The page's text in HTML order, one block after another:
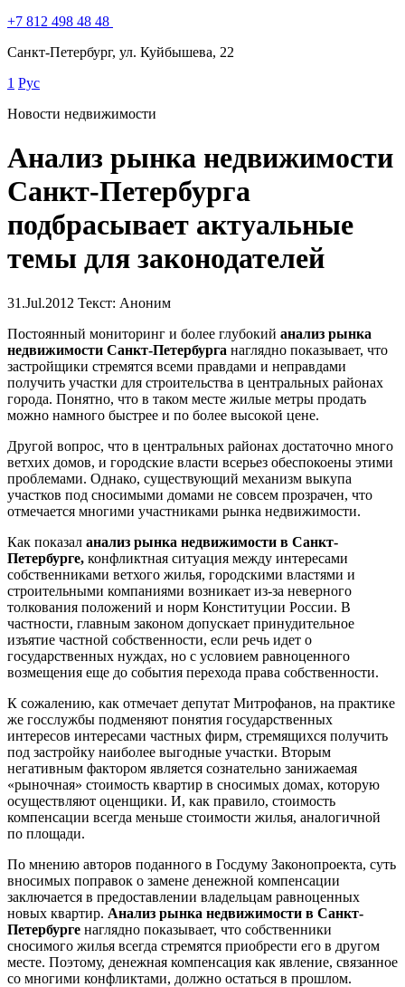
+7 812 498 48 48
Санкт-Петербург, ул. Куйбышева, 22
1 Рус
Новости недвижимости
Анализ рынка недвижимости
Санкт-Петербурга
подбрасывает актуальные
темы для законодателей
31.Jul.2012 Текст: Аноним
Постоянный мониторинг и более глубокий анализ рынка
недвижимости Санкт-Петербурга наглядно показывает, что
застройщики стремятся всеми правдами и неправдами
получить участки для строительства в центральных районах
города. Понятно, что в таком месте жилые метры продать
можно намного быстрее и по более высокой цене.
Другой вопрос, что в центральных районах достаточно много
ветхих домов, и городские власти всерьез обеспокоены этими
проблемами. Однако, существующий механизм выкупа
участков под сносимыми домами не совсем прозрачен, что
отмечается многими участниками рынка недвижимости.
Как показал анализ рынка недвижимости в Санкт-
Петербурге, конфликтная ситуация между интересами
собственниками ветхого жилья, городскими властями и
строительными компаниями возникает из-за неверного
толкования положений и норм Конституции России. В
частности, главным законом допускает принудительное
изъятие частной собственности, если речь идет о
государственных нуждах, но с условием равноценного
возмещения еще до события перехода права собственности.
К сожалению, как отмечает депутат Митрофанов, на практике
же госслужбы подменяют понятия государственных
интересов интересами частных фирм, стремящихся получить
под застройку наиболее выгодные участки. Вторым
негативным фактором является сознательно занижаемая
«рыночная» стоимость квартир в сносимых домах, которую
осуществляют оценщики. И, как правило, стоимость
компенсации всегда меньше стоимости жилья, аналогичной
по площади.
По мнению авторов поданного в Госдуму Законопроекта, суть
вносимых поправок о замене денежной компенсации
заключается в предоставлении владельцам равноценных
новых квартир. Анализ рынка недвижимости в Санкт-
Петербурге наглядно показывает, что собственники
сносимого жилья всегда стремятся приобрести его в другом
месте. Поэтому, денежная компенсация как явление, связанное
со многими конфликтами, должно остаться в прошлом.